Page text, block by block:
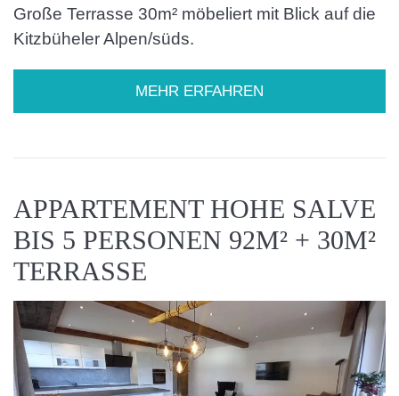
Große Terrasse 30m² möbeliert mit Blick auf die
Kitzbüheler Alpen/süds.
MEHR ERFAHREN
APPARTEMENT HOHE SALVE
BIS 5 PERSONEN 92M² + 30M²
TERRASSE